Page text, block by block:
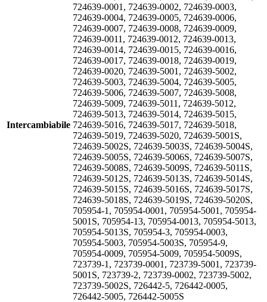
Intercambiabile
724639-0001, 724639-0002, 724639-0003,
724639-0004, 724639-0005, 724639-0006,
724639-0007, 724639-0008, 724639-0009,
724639-0011, 724639-0012, 724639-0013,
724639-0014, 724639-0015, 724639-0016,
724639-0017, 724639-0018, 724639-0019,
724639-0020, 724639-5001, 724639-5002,
724639-5003, 724639-5004, 724639-5005,
724639-5006, 724639-5007, 724639-5008,
724639-5009, 724639-5011, 724639-5012,
724639-5013, 724639-5014, 724639-5015,
724639-5016, 724639-5017, 724639-5018,
724639-5019, 724639-5020, 724639-5001S,
724639-5002S, 724639-5003S, 724639-5004S,
724639-5005S, 724639-5006S, 724639-5007S,
724639-5008S, 724639-5009S, 724639-5011S,
724639-5012S, 724639-5013S, 724639-5014S,
724639-5015S, 724639-5016S, 724639-5017S,
724639-5018S, 724639-5019S, 724639-5020S,
705954-1, 705954-0001, 705954-5001, 705954-
5001S, 705954-13, 705954-0013, 705954-5013,
705954-5013S, 705954-3, 705954-0003,
705954-5003, 705954-5003S, 705954-9,
705954-0009, 705954-5009, 705954-5009S,
723739-1, 723739-0001, 723739-5001, 723739-
5001S, 723739-2, 723739-0002, 723739-5002,
723739-5002S, 726442-5, 726442-0005,
726442-5005, 726442-5005S